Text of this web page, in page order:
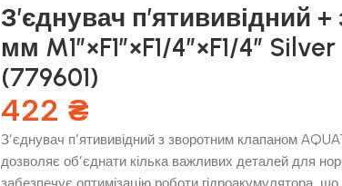
З’єднувач п’ятививідний
мм M1″×F1″×F1/4″×F1/4″
(779601)
422 ₴
З’єднувач п’ятививідний з зворотним клапаном
дозволяє об’єднати кілька важливих деталей для